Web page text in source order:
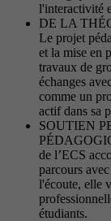
l'interactivité
DE LA
Le projet
et la mise en
travaux de
échanges
comme un
actif dans sa
SOUTIEN
de l’ECS
parcours
l'écoute, elle
étudiants.